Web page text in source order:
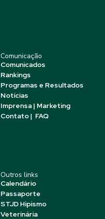
Comunicação
Comunicados
Rankings
Programas e Resultados
Notícias
Imprensa | Marketing
Contato | FAQ
Outros links
Calendário
Passaporte
STJD Hipismo
Veterinária